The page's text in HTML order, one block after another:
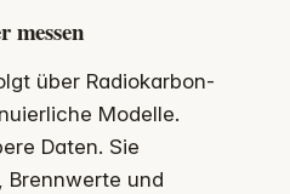
messen
über Radiokarbon-
Modelle.
Daten. Sie
Brennwerte und